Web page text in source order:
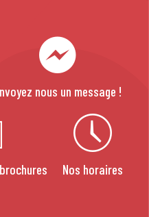
nous un message !
Nos horaires